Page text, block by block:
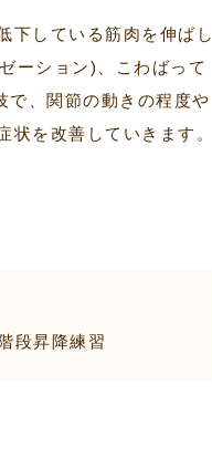
下している筋肉を伸ばし
ーション)、こわばって
で、関節の動きの程度や
を改善していきます。
段昇降練習